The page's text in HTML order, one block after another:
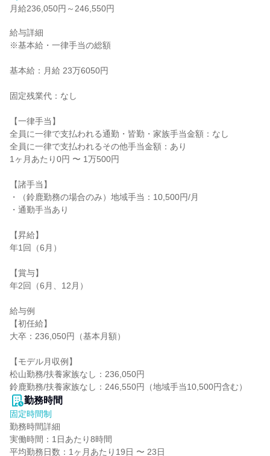
月給236,050円～246,550円
給与詳細
※基本給・一律手当の総額
基本給：月給 23万6050円
固定残業代：なし
【一律手当】
全員に一律で支払われる通勤・皆勤・家族手当金額：なし
全員に一律で支払われるその他手当金額：あり
1ヶ月あたり0円 〜 1万500円
【諸手当】
・（鈴鹿勤務の場合のみ）地域手当：10,500円/月
・通勤手当あり
【昇給】
年1回（6月）
【賞与】
年2回（6月、12月）
給与例
【初任給】
大卒：236,050円（基本月額）
【モデル月収例】
松山勤務/扶養家族なし：236,050円
鈴鹿勤務/扶養家族なし：246,550円（地域手当10,500円含む）
勤務時間
固定時間制
勤務時間詳細
実働時間：1日あたり8時間
平均勤務日数：1ヶ月あたり19日 〜 23日